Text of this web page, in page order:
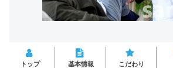
トップ 基本情報 こだわり